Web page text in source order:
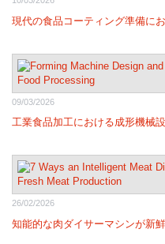
現代の食品コーティング準備に
09/03/2026
工業食品加工における成形機械
26/02/2026
知能的な肉ダイサーマシンが新